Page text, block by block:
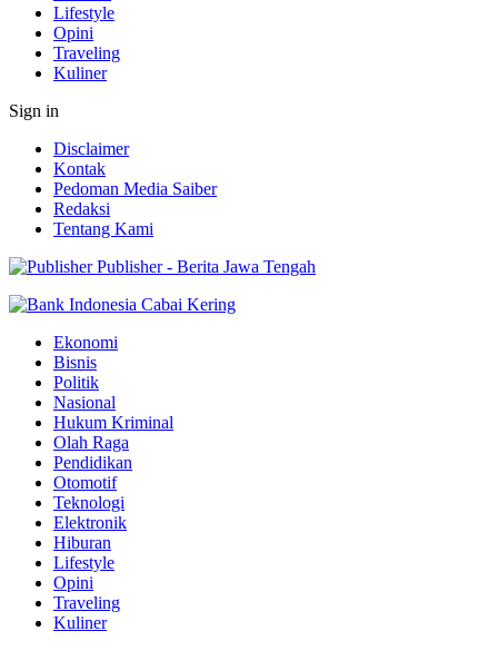
Lifestyle
Opini
Traveling
Kuliner
Sign in
Disclaimer
Kontak
Pedoman Media Saiber
Redaksi
Tentang Kami
Publisher - Berita Jawa Tengah
Ekonomi
Bisnis
Politik
Nasional
Hukum Kriminal
Olah Raga
Pendidikan
Otomotif
Teknologi
Elektronik
Hiburan
Lifestyle
Opini
Traveling
Kuliner